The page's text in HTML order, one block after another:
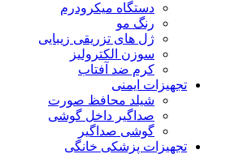
دستگاه میکرودرم
رنگ مو
ژل های تزریقی زیبایی
سوزن الکترولیز
کرم ضد آفتاب
تجهیزات ایمنی
شیلد محافظ صورت
صداگیر داخل گوشی
گوشی صداگیر
تجهیزات پزشکی خانگی